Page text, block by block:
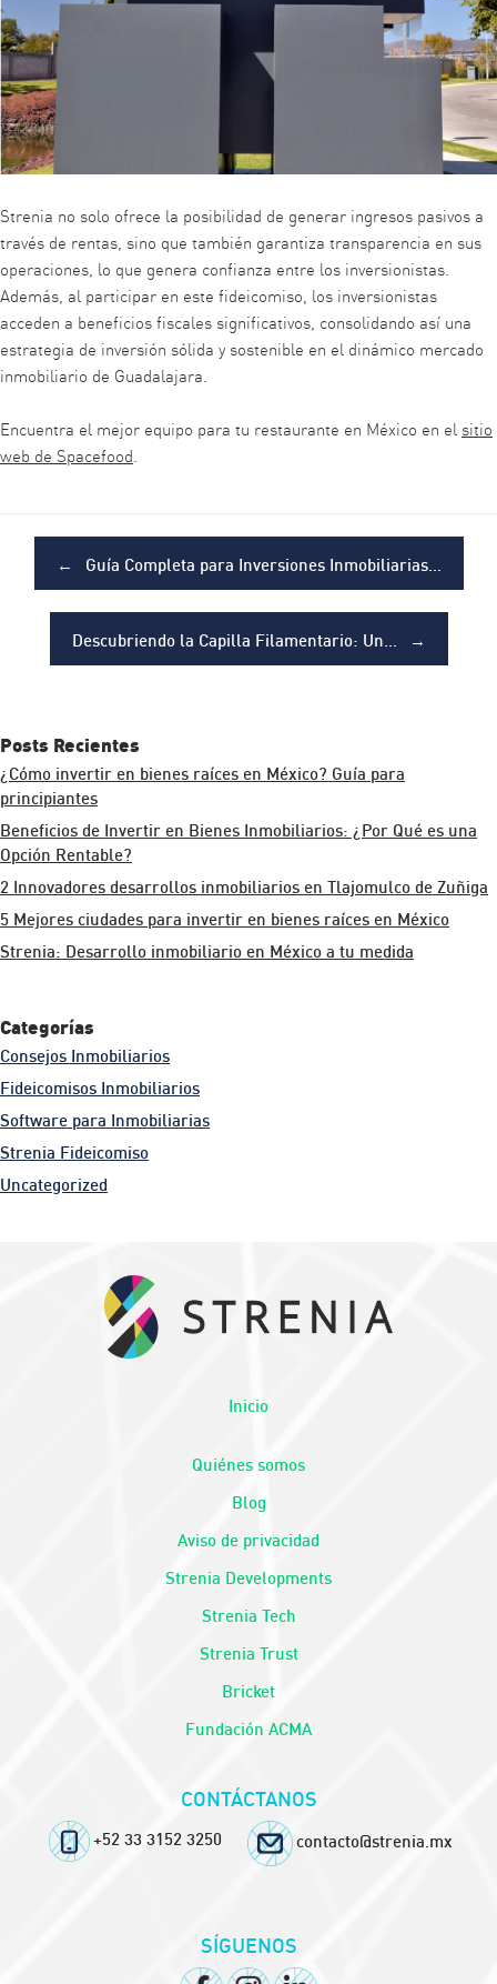
Strenia no solo ofrece la posibilidad de generar ingresos pasivos a
través de rentas, sino que también garantiza transparencia en sus
operaciones, lo que genera confianza entre los inversionistas.
Además, al participar en este fideicomiso, los inversionistas
acceden a beneficios fiscales significativos, consolidando así una
estrategia de inversión sólida y sostenible en el dinámico mercado
inmobiliario de Guadalajara.
Encuentra el mejor equipo para tu restaurante en México en el sitio
web de Spacefood.
← Guía Completa para Inversiones Inmobiliarias…
Descubriendo la Capilla Filamentario: Un… →
Posts Recientes
¿Cómo invertir en bienes raíces en México? Guía para
principiantes
Beneficios de Invertir en Bienes Inmobiliarios: ¿Por Qué es una
Opción Rentable?
2 Innovadores desarrollos inmobiliarios en Tlajomulco de Zuñiga
5 Mejores ciudades para invertir en bienes raíces en México
Strenia: Desarrollo inmobiliario en México a tu medida
Categorías
Consejos Inmobiliarios
Fideicomisos Inmobiliarios
Software para Inmobiliarias
Strenia Fideicomiso
Uncategorized
Inicio
Quiénes somos
Blog
Aviso de privacidad
Strenia Developments
Strenia Tech
Strenia Trust
Bricket
Fundación ACMA
CONTÁCTANOS
+52 33 3152 3250 contacto@strenia.mx
SÍGUENOS